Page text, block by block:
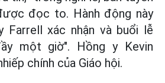
đọc to. Hành động này
xác nhận và buổi lễ
một giờ". Hồng y Kevin
chính của Giáo hội.